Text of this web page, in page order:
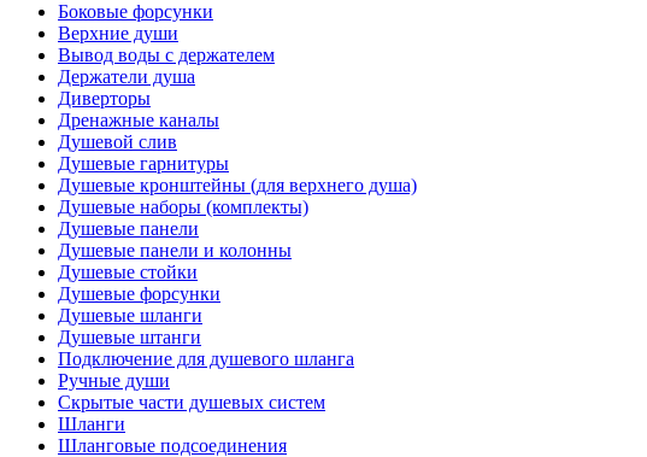
Боковые форсунки
Верхние души
Вывод воды с держателем
Держатели душа
Диверторы
Дренажные каналы
Душевой слив
Душевые гарнитуры
Душевые кронштейны (для верхнего душа)
Душевые наборы (комплекты)
Душевые панели
Душевые панели и колонны
Душевые стойки
Душевые форсунки
Душевые шланги
Душевые штанги
Подключение для душевого шланга
Ручные души
Скрытые части душевых систем
Шланги
Шланговые подсоединения